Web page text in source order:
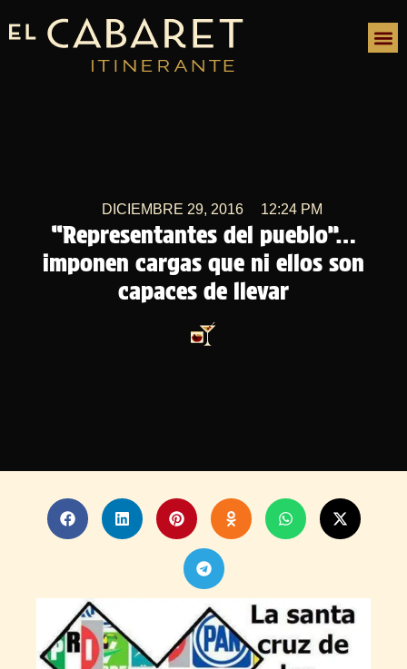
“Representantes del pueblo”…
imponen cargas que ni ellos son
capaces de llevar
DICIEMBRE 29, 2016 12:24 PM